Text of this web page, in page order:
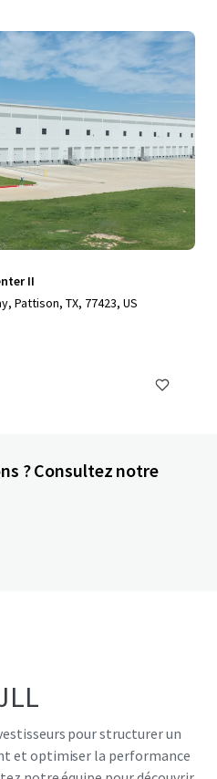
II
Pattison, TX, 77423, US
? Consultez notre
pour structurer un
et optimiser la performance